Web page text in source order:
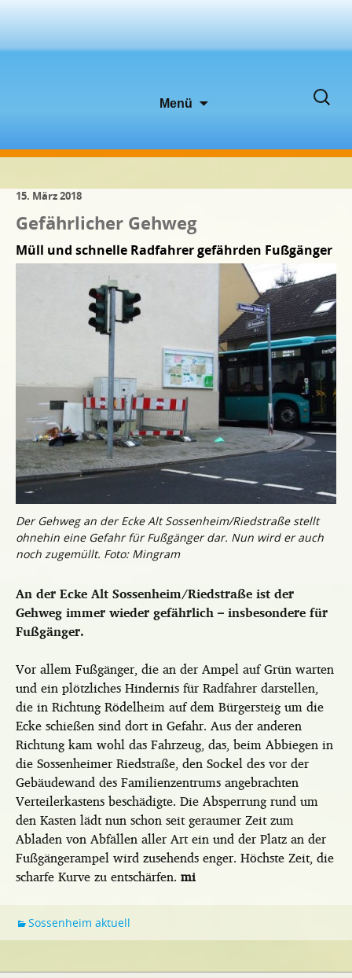
Menü
Suchen
15. März 2018
Gefährlicher Gehweg
Müll und schnelle Radfahrer gefährden Fußgänger
Der Gehweg an der Ecke Alt Sossenheim/Riedstraße stellt
ohnehin eine Gefahr für Fußgänger dar. Nun wird er auch
noch zugemüllt. Foto: Mingram
An der Ecke Alt Sossenheim/Riedstraße ist der
Gehweg immer wieder gefährlich – insbesondere für
Fußgänger.
Vor allem Fußgänger, die an der Ampel auf Grün warten
und ein plötzliches Hindernis für Radfahrer darstellen,
die in Richtung Rödelheim auf dem Bürgersteig um die
Ecke schießen sind dort in Gefahr. Aus der anderen
Richtung kam wohl das Fahrzeug, das, beim Abbiegen in
die Sossenheimer Riedstraße, den Sockel des vor der
Gebäudewand des Familienzentrums angebrachten
Verteilerkastens beschädigte. Die Absperrung rund um
den Kasten lädt nun schon seit geraumer Zeit zum
Abladen von Abfällen aller Art ein und der Platz an der
Fußgängerampel wird zusehends enger. Höchste Zeit, die
scharfe Kurve zu entschärfen. mi
Sossenheim aktuell